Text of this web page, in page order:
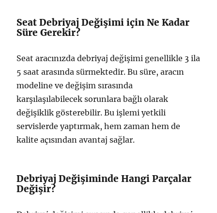
Seat Debriyaj Değişimi için Ne Kadar
Süre Gerekir?
Seat aracınızda debriyaj değişimi genellikle 3 ila
5 saat arasında sürmektedir. Bu süre, aracın
modeline ve değişim sırasında
karşılaşılabilecek sorunlara bağlı olarak
değişiklik gösterebilir. Bu işlemi yetkili
servislerde yaptırmak, hem zaman hem de
kalite açısından avantaj sağlar.
Debriyaj Değişiminde Hangi Parçalar
Değişir?